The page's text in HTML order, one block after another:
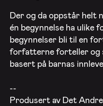
Der og da oppstår helt
én begynnelse ha ulike
begynnelser bli til en
forfatterne forteller og
basert på barnas
--
Produsert av Det